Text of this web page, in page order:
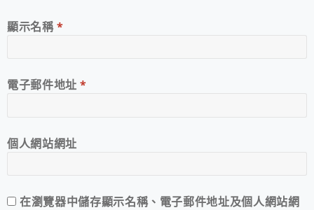
顯示名稱*
電子郵件地址*
個人網站網址
在瀏覽器中儲存顯示名稱、電子郵件地址及個人網站網